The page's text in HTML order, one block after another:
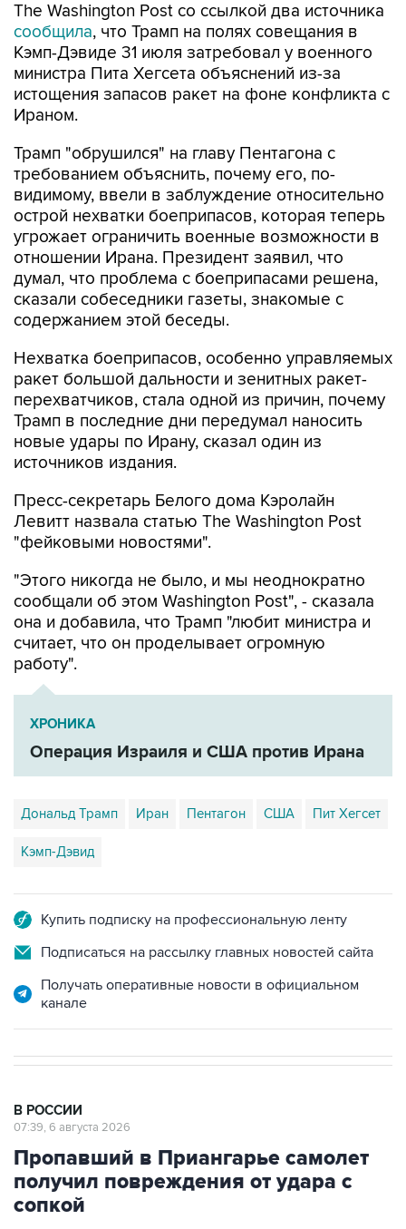
The Washington Post со ссылкой два источника
сообщила, что Трамп на полях совещания в
Кэмп-Дэвиде 31 июля затребовал у военного
министра Пита Хегсета объяснений из-за
истощения запасов ракет на фоне конфликта с
Ираном.
Трамп "обрушился" на главу Пентагона с
требованием объяснить, почему его, по-
видимому, ввели в заблуждение относительно
острой нехватки боеприпасов, которая теперь
угрожает ограничить военные возможности в
отношении Ирана. Президент заявил, что
думал, что проблема с боеприпасами решена,
сказали собеседники газеты, знакомые с
содержанием этой беседы.
Нехватка боеприпасов, особенно управляемых
ракет большой дальности и зенитных ракет-
перехватчиков, стала одной из причин, почему
Трамп в последние дни передумал наносить
новые удары по Ирану, сказал один из
источников издания.
Пресс-секретарь Белого дома Кэролайн
Левитт назвала статью The Washington Post
"фейковыми новостями".
"Этого никогда не было, и мы неоднократно
сообщали об этом Washington Post", - сказала
она и добавила, что Трамп "любит министра и
считает, что он проделывает огромную
работу".
ХРОНИКА
Операция Израиля и США против Ирана
Дональд Трамп Иран Пентагон США Пит Хегсет
Кэмп-Дэвид
Купить подписку на профессиональную ленту
Подписаться на рассылку главных новостей сайта
Получать оперативные новости в официальном
канале
В РОССИИ
07:39, 6 августа 2026
Пропавший в Приангарье самолет
получил повреждения от удара с
сопкой